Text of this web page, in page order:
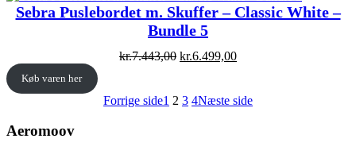
Sebra Puslebordet m. Skuffer – Classic White –
Bundle 5
kr.7.443,00 Original
kr.7.443,00.
kr.6.499,00Current
kr.6.499,00.
Køb varen her
Forrige side1 2 3 4Næste side
Aeromoov